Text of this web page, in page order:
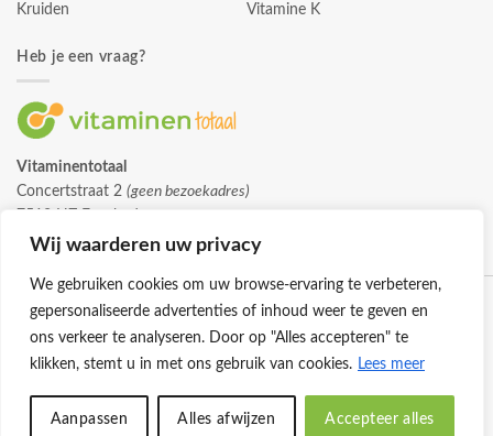
Wij waarderen uw privacy
We gebruiken cookies om uw browse-ervaring te verbeteren,
gepersonaliseerde advertenties of inhoud weer te geven en
ons verkeer te analyseren. Door op "Alles accepteren" te
klikken, stemt u in met ons gebruik van cookies. Lees meer
Aanpassen Alles afwijzen Accepteer alles
Kruiden
Vitamine K
Heb je een vraag?
Vitaminentotaal
Concertstraat 2 (geen bezoekadres)
info@vitaminentotaal.nl